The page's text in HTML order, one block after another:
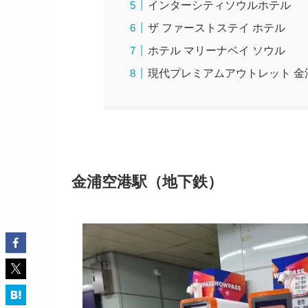
インターシティソウルホテル
ザ ファーストステイ ホテル
ホテル マリーナベイ ソウル
現代プレミアムアウトレット 金
金浦空港駅（地下鉄）